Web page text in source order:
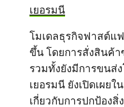
เยอรมนี
โมเดลธุรกิจฟาสต์แ
ขึ้น โดยการสั่งสินค้า
รวมทั้งยังมีการขนส่
เยอรมนี ยังเปิดเผย
เกี่ยวกับการปกป้อง